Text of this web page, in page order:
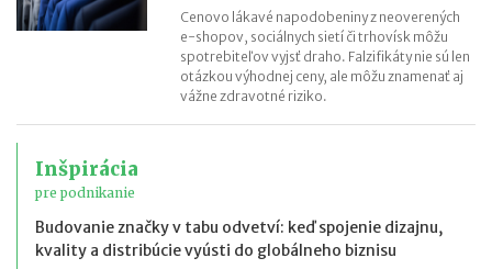
Cenovo lákavé napodobeniny z neoverených
e-shopov, sociálnych sietí či trhovísk môžu
spotrebiteľov vyjsť draho. Falzifikáty nie sú len
otázkou výhodnej ceny, ale môžu znamenať aj
vážne zdravotné riziko.
Inšpirácia
pre podnikanie
Budovanie značky v tabu odvetví: keď spojenie dizajnu,
kvality a distribúcie vyústi do globálneho biznisu